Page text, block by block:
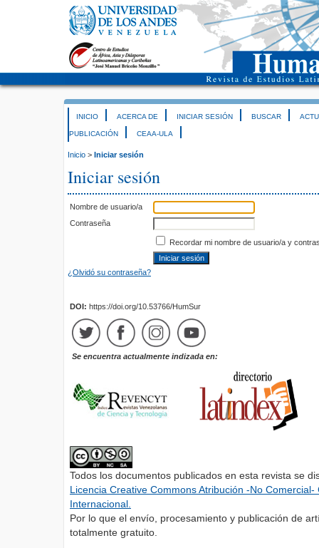
INICIO ACERCA DE INICIAR SESIÓN BUSCAR
PUBLICACIÓN CEAA-ULA
Inicio > Iniciar sesión
Iniciar sesión
Nombre de usuario/a
Contraseña
Recordar mi nombre de usuario/a y
¿Olvidó su contraseña?
DOI: https://doi.org/10.53766/HumSur
Se encuentra actualmente indizada en:
Todos los documentos publicados en esta revista se
Licencia Creative Commons Atribución -No
Internacional.
Por lo que el envío, procesamiento y publicación de
totalmente gratuito.